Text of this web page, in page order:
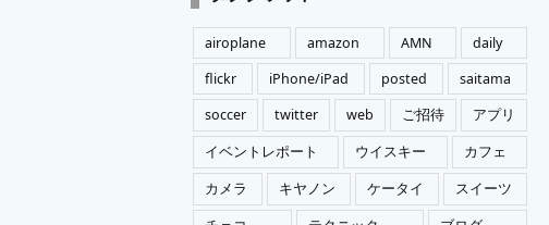
リ
ー
airoplane amazon AMN
daily
flickr
iPhone/iPad posted
saitama
soccer
twitter web ご招待
アプリ
イベントレポート
ウイスキー
カフェ
カメラ
キヤノン ケータイ
スイーツ